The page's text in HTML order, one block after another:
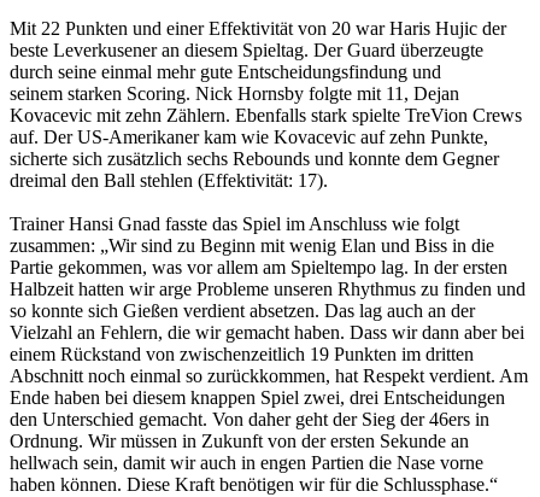
Mit 22 Punkten und einer Effektivität von 20 war Haris Hujic der
beste Leverkusener an diesem Spieltag. Der Guard überzeugte
durch seine einmal mehr gute Entscheidungsfindung und
seinem starken Scoring. Nick Hornsby folgte mit 11, Dejan
Kovacevic mit zehn Zählern. Ebenfalls stark spielte TreVion Crews
auf. Der US-Amerikaner kam wie Kovacevic auf zehn Punkte,
sicherte sich zusätzlich sechs Rebounds und konnte dem Gegner
dreimal den Ball stehlen (Effektivität: 17).
Trainer Hansi Gnad fasste das Spiel im Anschluss wie folgt
zusammen: „Wir sind zu Beginn mit wenig Elan und Biss in die
Partie gekommen, was vor allem am Spieltempo lag. In der ersten
Halbzeit hatten wir arge Probleme unseren Rhythmus zu finden und
so konnte sich Gießen verdient absetzen. Das lag auch an der
Vielzahl an Fehlern, die wir gemacht haben. Dass wir dann aber bei
einem Rückstand von zwischenzeitlich 19 Punkten im dritten
Abschnitt noch einmal so zurückkommen, hat Respekt verdient. Am
Ende haben bei diesem knappen Spiel zwei, drei Entscheidungen
den Unterschied gemacht. Von daher geht der Sieg der 46ers in
Ordnung. Wir müssen in Zukunft von der ersten Sekunde an
hellwach sein, damit wir auch in engen Partien die Nase vorne
haben können. Diese Kraft benötigen wir für die Schlussphase.“